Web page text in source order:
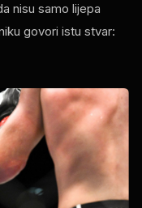
nisu samo lijepa
govori istu stvar: